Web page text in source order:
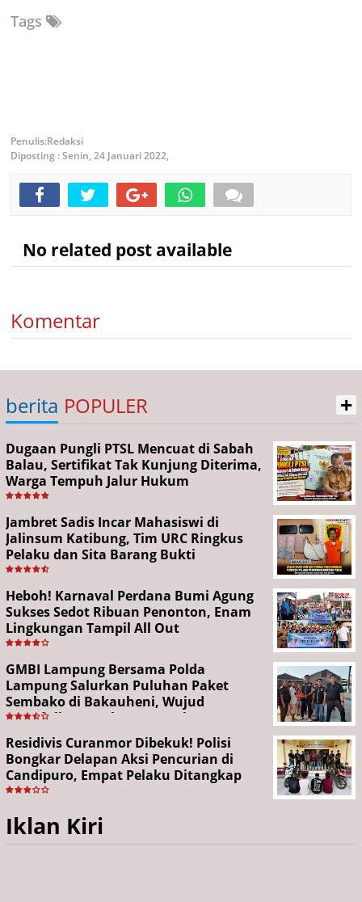
Tags
Redaksi
Diposting :Senin, 24 Januari 2022,
No related post available
Komentar
berita POPULER +
Dugaan Pungli PTSL Mencuat di Sabah
Balau, Sertifikat Tak Kunjung Diterima,
Warga Tempuh Jalur Hukum
Jambret Sadis Incar Mahasiswi di
Jalinsum Katibung, Tim URC Ringkus
Pelaku dan Sita Barang Bukti
Heboh! Karnaval Perdana Bumi Agung
Sukses Sedot Ribuan Penonton, Enam
Lingkungan Tampil All Out
GMBI Lampung Bersama Polda
Lampung Salurkan Puluhan Paket
Sembako di Bakauheni, Wujud
Kepedulian Sambut HUT RI ke-81
Residivis Curanmor Dibekuk! Polisi
Bongkar Delapan Aksi Pencurian di
Candipuro, Empat Pelaku Ditangkap
Iklan Kiri